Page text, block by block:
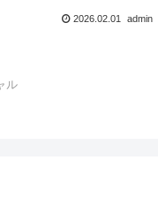
2026.02.01 admin
ル